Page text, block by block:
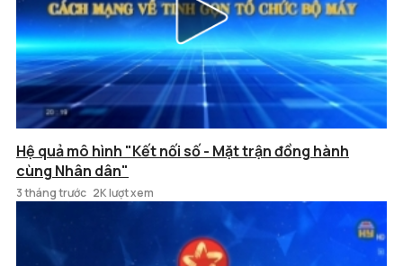
Hệ quả mô hình "Kết nối số - Mặt trận đồng hành
cùng Nhân dân"
3 tháng trước 2K lượt xem